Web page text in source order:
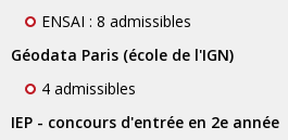
ENSAI : 8 admissibles
Géodata Paris (école de l'IGN)
4 admissibles
IEP - concours d'entrée en 2e année